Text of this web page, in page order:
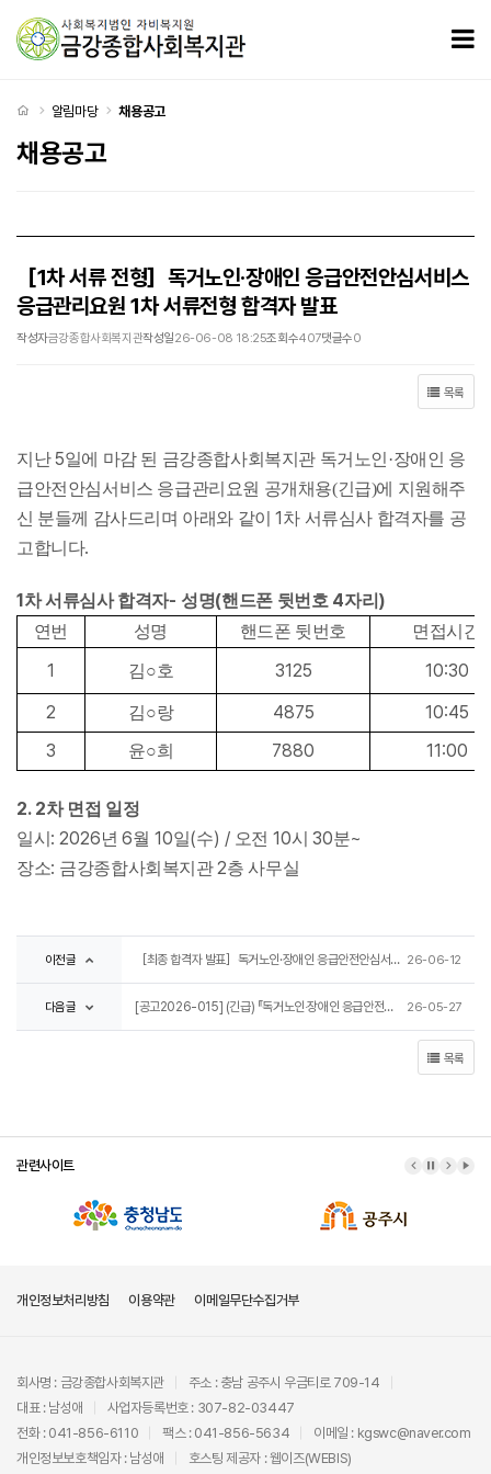
처음으로
알림마당 채용공고
채용공고
［1차 서류 전형］독거노인·장애인 응급안전안심서비스
응급관리요원 1차 서류전형 합격자 발표
작성자금강종합사회복지관작성일26-06-08 18:25조회수407댓글수0
목록
지난5일에 마감 된 금강종합사회복지관 독거노인·장애인 응
급안전안심서비스 응급관리요원 공개채용(긴급)에 지원해주
신 분들께 감사드리며 아래와 같이1차 서류심사 합격자를 공
고합니다.
1차 서류심사 합격자- 성명(핸드폰 뒷번호 4자리 )
연번 성명 핸드폰 뒷번호 면접시간
1 김○호 3125
10:30
2
김○랑 4875
10:45
3
윤○희 7880 11:00
2. 2차 면접 일정
일시 : 2026년6월 10일(수) / 오전 10시 30분~
장소: 금강종합사회복지관2층 사무실
이전글 ［최종 합격자 발표］독거노인·장애인 응급안전안심서비스 응급관리요원 최종 합격자 발표 26-06-12
다음글 [공고2026-015] (긴급) 『독거노인‧장애인 응급안전안심서비스』 응급관리요원(계약직/전담인력) 채용 공고 26-05-27
목록
관련사이트 이전 배너
배너 정지
다음 배
배
개인정보처리방침 이용약관 이메일무단수집거부
회사명 : 금강종합사회복지관
주소 : 충남 공주시 우금티로 709-14
대표 : 남성애
사업자등록번호 : 307-82-03447
전화 : 041-856-6110
팩스 : 041-856-5634
이메일 : kgswc@naver.com
개인정보보호책임자 : 남성애
호스팅 제공자 :웹이즈(WEBIS)